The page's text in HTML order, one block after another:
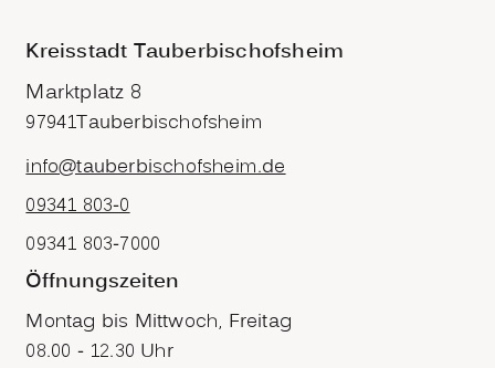
Kreisstadt Tauberbischofsheim
Marktplatz 8
97941Tauberbischofsheim
info@tauberbischofsheim.de
09341 803-0
09341 803-7000
Öffnungszeiten
Montag bis Mittwoch, Freitag
08.00 - 12.30 Uhr